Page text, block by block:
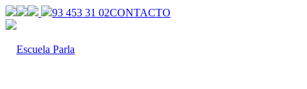
93 453 31 02CONTACTO